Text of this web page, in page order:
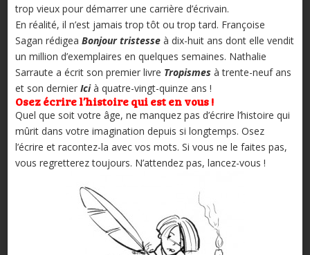
trop vieux pour démarrer une carrière d’écrivain.
En réalité, il n’est jamais trop tôt ou trop tard. Françoise
Sagan rédigea Bonjour tristesseà dix-huit ans dont elle vendit
un million d’exemplaires en quelques semaines. Nathalie
Sarraute a écrit son premier livre Tropismes à trente-neuf ans
et son dernier Ici à quatre-vingt-quinze ans !
Osez écrire l’histoire qui est en vous !
Quel que soit votre âge, ne manquez pas d’écrire l’histoire qui
mûrit dans votre imagination depuis si longtemps. Osez
l’écrire et racontez-la avec vos mots. Si vous ne le faites pas,
vous regretterez toujours. N’attendez pas, lancez-vous !